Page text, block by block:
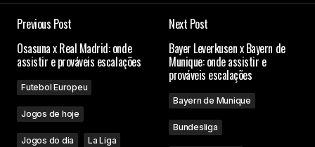
Previous Post
Osasuna x Real Madrid: onde
assistir e prováveis escalações
Futebol Europeu
Jogos de hoje
Jogos do dia La Liga
Next Post
Bayer Leverkusen x Bayern de
Munique: onde assistir e
prováveis escalações
Bayern de Munique
Bundesliga